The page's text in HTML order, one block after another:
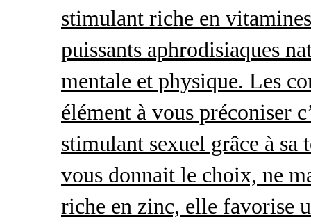
stimulant riche en
puissants aphrodisiaques
mentale et physique. Les
élément à vous préconiser
stimulant sexuel grâce à sa
vous donnait le choix, ne
riche en zinc, elle favorise